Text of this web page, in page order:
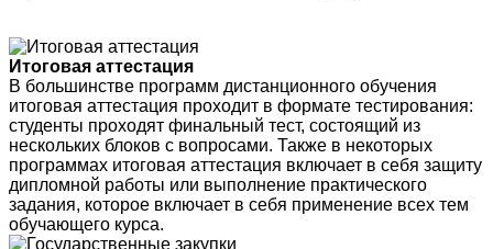
Итоговая аттестация
В большинстве программ дистанционного обучения
итоговая аттестация проходит в формате тестирования:
студенты проходят финальный тест, состоящий из
нескольких блоков с вопросами. Также в некоторых
программах итоговая аттестация включает в себя защиту
дипломной работы или выполнение практического
задания, которое включает в себя применение всех тем
обучающего курса.